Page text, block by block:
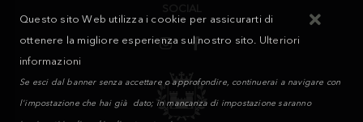
Questo sito Web utilizza i cookie per assicurarti di
ottenere la migliore esperienza sul nostro sito. Ulteriori
informazioni
Se esci dal banner senza accettare o approfondire, continuerai a navigare con
l'impostazione che hai già dato; in mancanza di impostazione saranno